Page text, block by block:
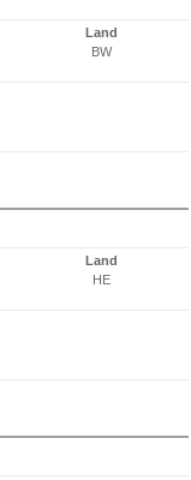
Land
BW
Land
HE